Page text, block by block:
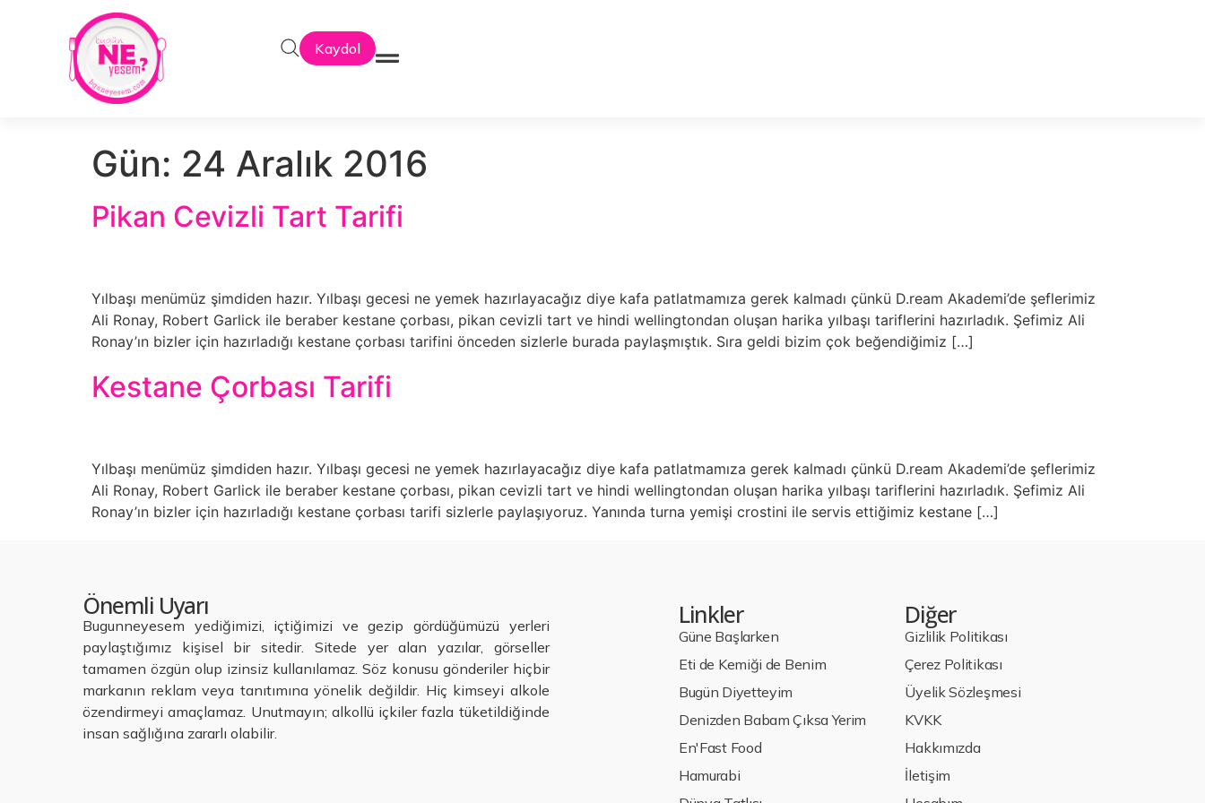
Kaydol
Gün: 24 Aralık 2016
Pikan Cevizli Tart Tarifi
Yılbaşı menümüz şimdiden hazır. Yılbaşı gecesi ne yemek hazırlayacağız diye kafa patlatmamıza gerek kalmadı çünkü D.ream Akademi’de şeflerimiz
Ali Ronay, Robert Garlick ile beraber kestane çorbası, pikan cevizli tart ve hindi wellingtondan oluşan harika yılbaşı tariflerini hazırladık. Şefimiz Ali
Ronay’ın bizler için hazırladığı kestane çorbası tarifini önceden sizlerle burada paylaşmıştık. Sıra geldi bizim çok beğendiğimiz […]
Kestane Çorbası Tarifi
Yılbaşı menümüz şimdiden hazır. Yılbaşı gecesi ne yemek hazırlayacağız diye kafa patlatmamıza gerek kalmadı çünkü D.ream Akademi’de şeflerimiz
Ali Ronay, Robert Garlick ile beraber kestane çorbası, pikan cevizli tart ve hindi wellingtondan oluşan harika yılbaşı tariflerini hazırladık. Şefimiz Ali
Ronay’ın bizler için hazırladığı kestane çorbası tarifi sizlerle paylaşıyoruz. Yanında turna yemişi crostini ile servis ettiğimiz kestane […]
Önemli Uyarı
Bugunneyesem yediğimizi, içtiğimizi ve gezip gördüğümüzü yerleri
paylaştığımız kişisel bir sitedir. Sitede yer alan yazılar, görseller
tamamen özgün olup izinsiz kullanılamaz. Söz konusu gönderiler hiçbir
markanın reklam veya tanıtımına yönelik değildir. Hiç kimseyi alkole
özendirmeyi amaçlamaz. Unutmayın; alkollü içkiler fazla tüketildiğinde
insan sağlığına zararlı olabilir.
Linkler
Güne Başlarken
Eti de Kemiği de Benim
Bugün Diyetteyim
Denizden Babam Çıksa Yerim
En'Fast Food
Hamurabi
Diğer
Gizlilik Politikası
Çerez Politikası
Üyelik Sözleşmesi
KVKK
Hakkımızda
İletişim